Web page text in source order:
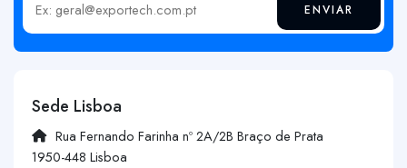
Insira o seu email ENVIAR
Sede Lisboa
Rua Fernando Farinha nº 2A/2B Braço de Prata
1950-448 Lisboa